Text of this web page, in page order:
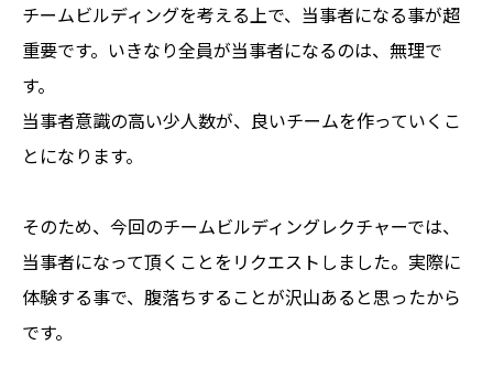
チームビルディングを考える上で、当事者になる事が超
重要です。いきなり全員が当事者になるのは、無理で
す。
当事者意識の高い少人数が、良いチームを作っていくこ
とになります。
そのため、今回のチームビルディングレクチャーでは、
当事者になって頂くことをリクエストしました。実際に
体験する事で、腹落ちすることが沢山あると思ったから
です。